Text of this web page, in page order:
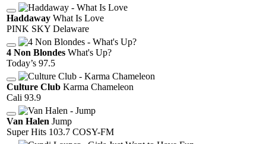
Haddaway What Is Love
PINK SKY Delaware
4 Non Blondes What's Up?
Today’s 97.5
Culture Club Karma Chameleon
Cali 93.9
Van Halen Jump
Super Hits 103.7 COSY-FM